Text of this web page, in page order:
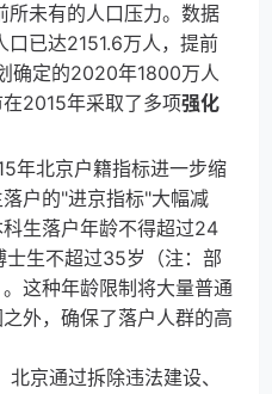
所未有的人口压力。数据
已达2151.6万人，提前
确定的2020年1800万人
2015年采取了多项强化
年北京户籍指标进一步缩
户的"进京指标"大幅减
生落户年龄不得超过24
生不超过35岁（注：部
这种年龄限制将大量普通
外，确保了落户人群的高
北京通过拆除违法建设、